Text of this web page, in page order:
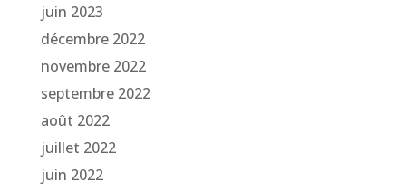
juin 2023
décembre 2022
novembre 2022
septembre 2022
août 2022
juillet 2022
juin 2022